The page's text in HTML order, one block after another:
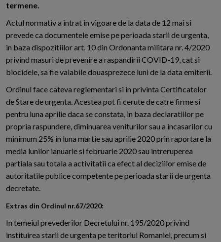
termene.
Actul normativ a intrat in vigoare de la data de 12 mai si
prevede ca documentele emise pe perioada starii de urgenta,
in baza dispozitiilor art. 10 din Ordonanta militara nr. 4/2020
privind masuri de prevenire a raspandirii COVID-19, cat si
biocidele, sa fie valabile douasprezece luni de la data emiterii.
Ordinul face cateva reglementari si in privinta Certificatelor
de Stare de urgenta. Acestea pot fi cerute de catre firme si
pentru luna aprilie daca se constata, in baza declaratiilor pe
propria raspundere, diminuarea veniturilor sau a incasarilor cu
minimum 25% in luna martie sau aprilie 2020 prin raportare la
media lunilor ianuarie si februarie 2020 sau intreruperea
partiala sau totala a activitatii ca efect al deciziilor emise de
autoritatile publice competente pe perioada starii de urgenta
decretate.
Extras din Ordinul nr.67/2020:
In temeiul prevederilor Decretului nr. 195/2020 privind
instituirea starii de urgenta pe teritoriul Romaniei, precum si